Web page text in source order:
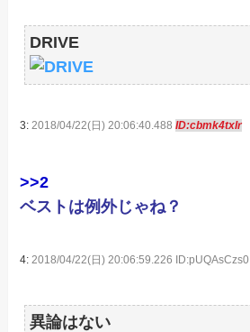
DRIVE
3:2018/04/22(日) 20:06:40.488ID:cbmk4txIr
>>2
ベストは例外じゃね？
4:2018/04/22(日) 20:06:59.226 ID:pUQAsCzs0
異論はない